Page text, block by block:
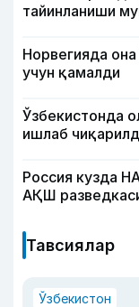
тайинланиши
Норвегияда она
учун қамалди
Ўзбекистонда
ишлаб
Россия кузда
АҚШ
Тавсиялар
Ўзбекистон